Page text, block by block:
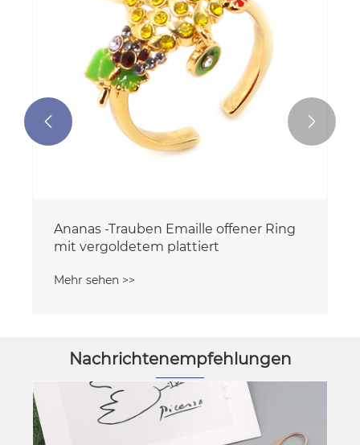
Ananas -Trauben Emaille offener Ring
mit vergoldetem plattiert
Mehr sehen >>
 
Nachrichtenempfehlungen